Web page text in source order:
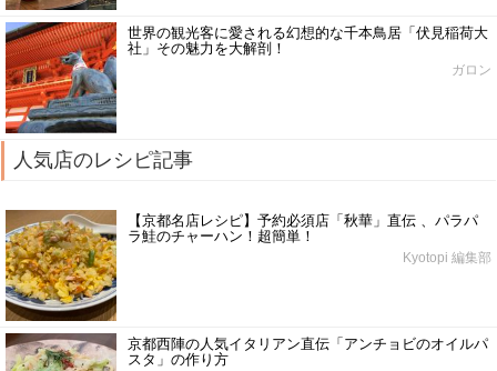
世界の観光客に愛される幻想的な千本鳥居「伏見稲荷大
社」その魅力を大解剖！
ガロン
人気店のレシピ記事
【京都名店レシピ】予約必須店「秋華」直伝 、パラパ
ラ鮭のチャーハン！超簡単！
Kyotopi 編集部
京都西陣の人気イタリアン直伝「アンチョビのオイルパ
スタ」の作り方